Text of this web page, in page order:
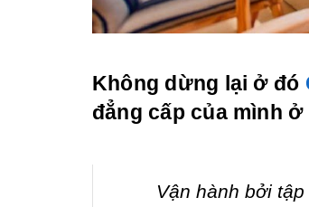
Không dừng lại ở đó
đẳng cấp của mình
Vận hành bởi